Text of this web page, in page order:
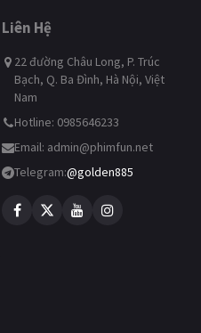
Liên Hệ
22 đường Châu Long, P. Trúc
Bạch, Q. Ba Đình, Hà Nội, Việt
Nam
Hotline: 0985646233
Email: admin@phimfun.net
Telegram:@golden885